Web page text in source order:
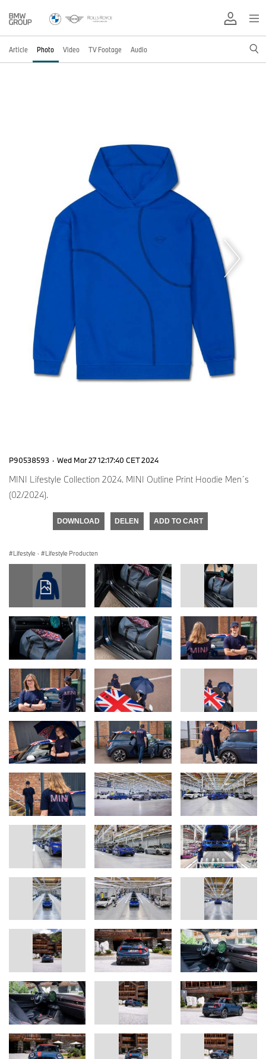
Article Photo Video TV Footage Audio
P90538593 · Wed Mar 27 12:17:40 CET 2024
MINI Lifestyle Collection 2024. MINI Outline Print Hoodie Men´s
(02/2024).
DOWNLOAD DELEN ADD TO CART
Lifestyle · Lifestyle Producten